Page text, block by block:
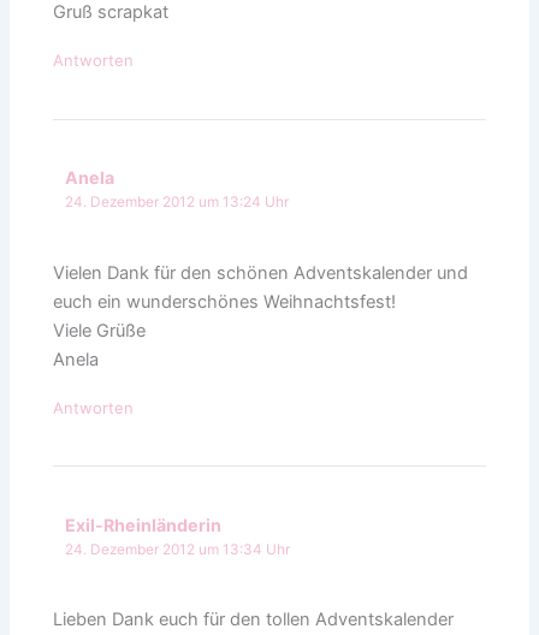
Gruß scrapkat
Antworten
Anela
24. Dezember 2012 um 13:24 Uhr
Vielen Dank für den schönen Adventskalender und
euch ein wunderschönes Weihnachtsfest!
Viele Grüße
Anela
Antworten
Exil-Rheinländerin
24. Dezember 2012 um 13:34 Uhr
Lieben Dank euch für den tollen Adventskalender